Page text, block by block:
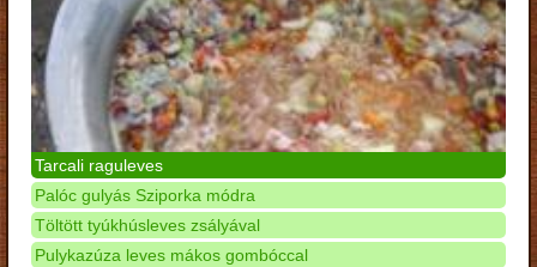
Tarcali raguleves
Palóc gulyás Sziporka módra
Töltött tyúkhúsleves zsályával
Pulykazúza leves mákos gombóccal